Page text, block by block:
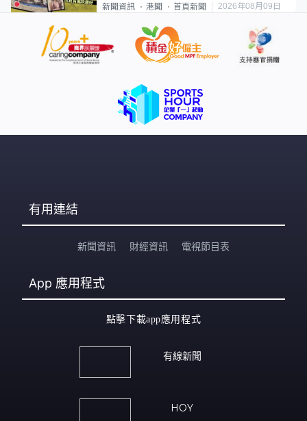
新聞資訊 港聞 首頁新聞 2026年08月09日
有用連結
新聞資訊 財經資訊 電視節目表
App 應用程式
點擊下載app應用程式
有線新聞
HOY